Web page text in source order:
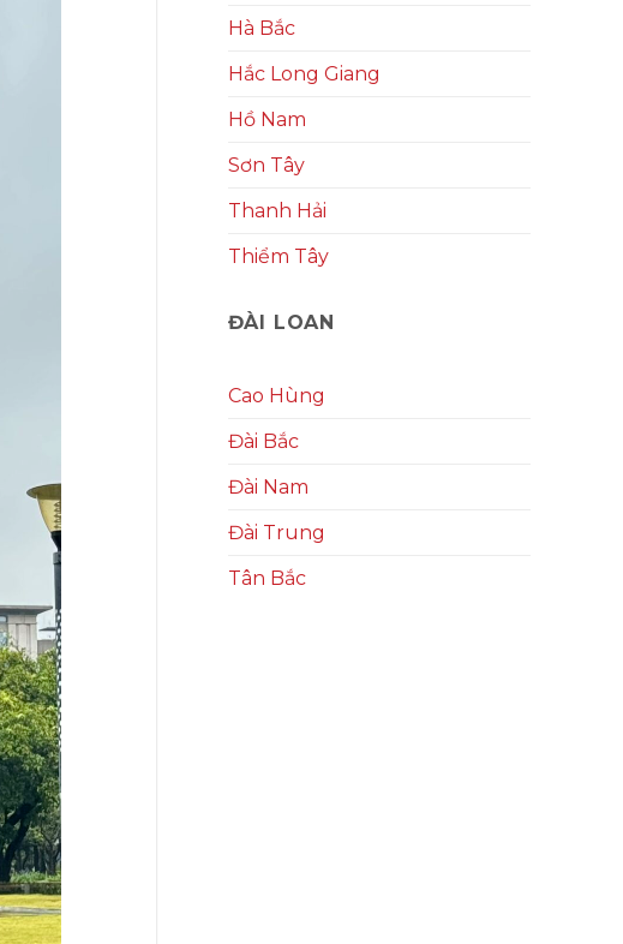
Hà Bắc
Hắc Long Giang
Hồ Nam
Sơn Tây
Thanh Hải
Thiểm Tây
ĐÀI LOAN
Cao Hùng
Đài Bắc
Đài Nam
Đài Trung
Tân Bắc